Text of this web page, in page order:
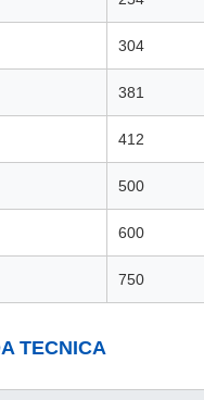
304
381
412
500
600
750
TECNICA